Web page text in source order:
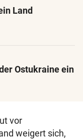
Land
Ostukraine ein
vor
weigert sich,